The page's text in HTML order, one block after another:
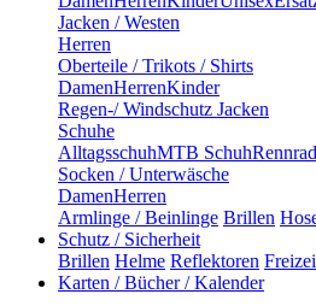
Jacken / Westen
Herren
Oberteile / Trikots / Shirts
DamenHerrenKinder
Regen-/ Windschutz Jacken
Schuhe
AlltagsschuhMTB Schuh
Socken / Unterwäsche
DamenHerren
Armlinge / Beinlinge Brillen
Schutz / Sicherheit
Brillen Helme Reflektoren
Karten / Bücher / Kalender